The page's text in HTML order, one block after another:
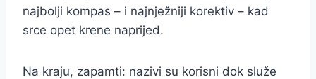
najbolji kompas – i najnježniji korektiv – kad
srce opet krene naprijed.
Na kraju, zapamti: nazivi su korisni dok služe